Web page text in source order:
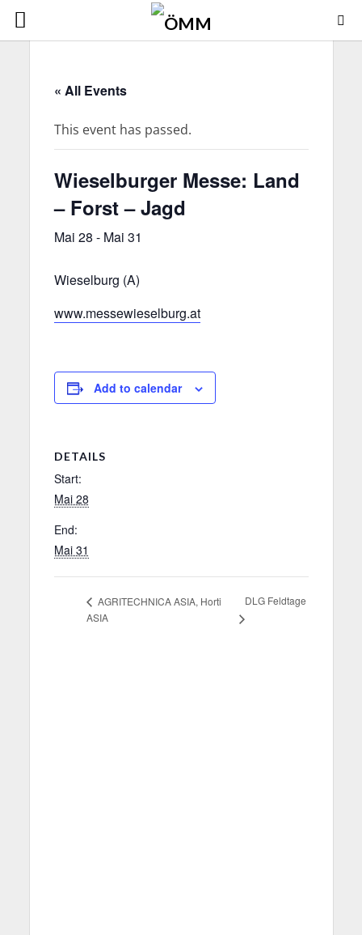
« All Events
This event has passed.
Wieselburger Messe: Land
– Forst – Jagd
Mai 28 - Mai 31
Wieselburg (A)
www.messewieselburg.at
Add to calendar
DETAILS
Start:
Mai 28
End:
Mai 31
AGRITECHNICA ASIA, Horti
ASIA
DLG Feldtage